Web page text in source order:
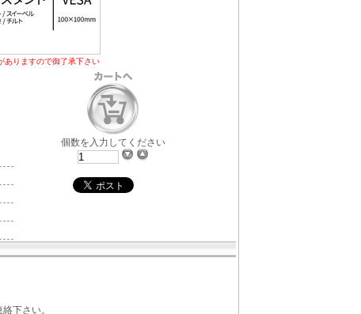
ありますので御了承下さい
個数を入力してください
下さい。